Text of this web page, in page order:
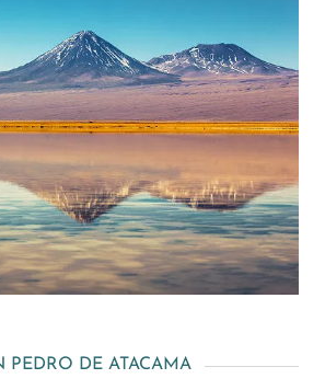
PEDRO DE ATACAMA